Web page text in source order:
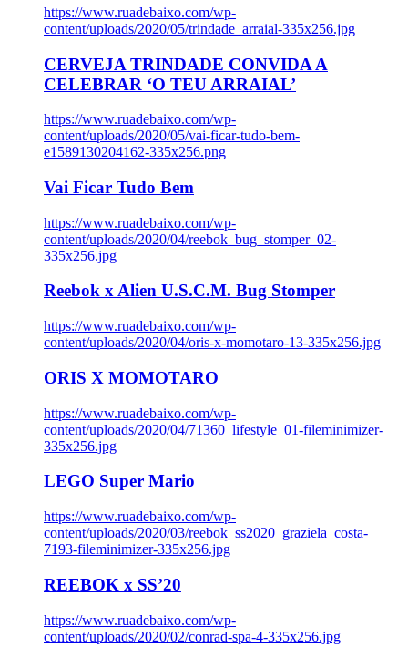
https://www.ruadebaixo.com/wp-
content/uploads/2020/05/trindade_arraial-335x256.jpg
CERVEJA TRINDADE CONVIDA A
CELEBRAR ‘O TEU ARRAIAL’
https://www.ruadebaixo.com/wp-
content/uploads/2020/05/vai-ficar-tudo-bem-
e1589130204162-335x256.png
Vai Ficar Tudo Bem
https://www.ruadebaixo.com/wp-
content/uploads/2020/04/reebok_bug_stomper_02-
335x256.jpg
Reebok x Alien U.S.C.M. Bug Stomper
https://www.ruadebaixo.com/wp-
content/uploads/2020/04/oris-x-momotaro-13-335x256.jpg
ORIS X MOMOTARO
https://www.ruadebaixo.com/wp-
content/uploads/2020/04/71360_lifestyle_01-fileminimizer-
335x256.jpg
LEGO Super Mario
https://www.ruadebaixo.com/wp-
content/uploads/2020/03/reebok_ss2020_graziela_costa-
7193-fileminimizer-335x256.jpg
REEBOK x SS’20
https://www.ruadebaixo.com/wp-
content/uploads/2020/02/conrad-spa-4-335x256.jpg